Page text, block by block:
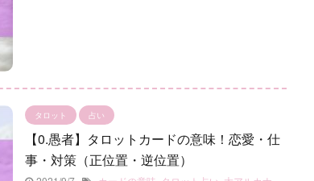
タロット 占い
【0.愚者】タロットカードの意味！恋愛・仕
事・対策（正位置・逆位置）